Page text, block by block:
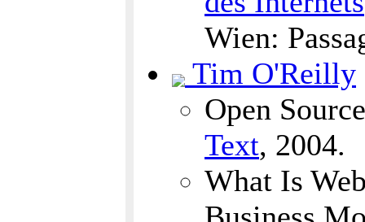
Wien:
Tim O'Reilly
Open
Text, 2004.
What Is